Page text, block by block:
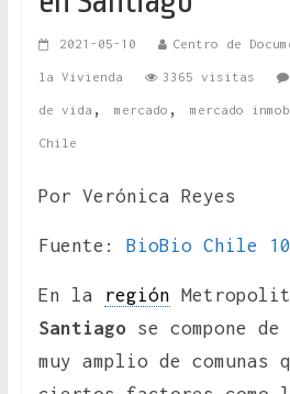
2021-05-10 Centro de
la Vivienda 3365 visitas
de vida , mercado , mercado
Chile
Por Verónica Reyes
Fuente: BioBio Chile
En la región
Santiago se compone
muy amplio de comunas